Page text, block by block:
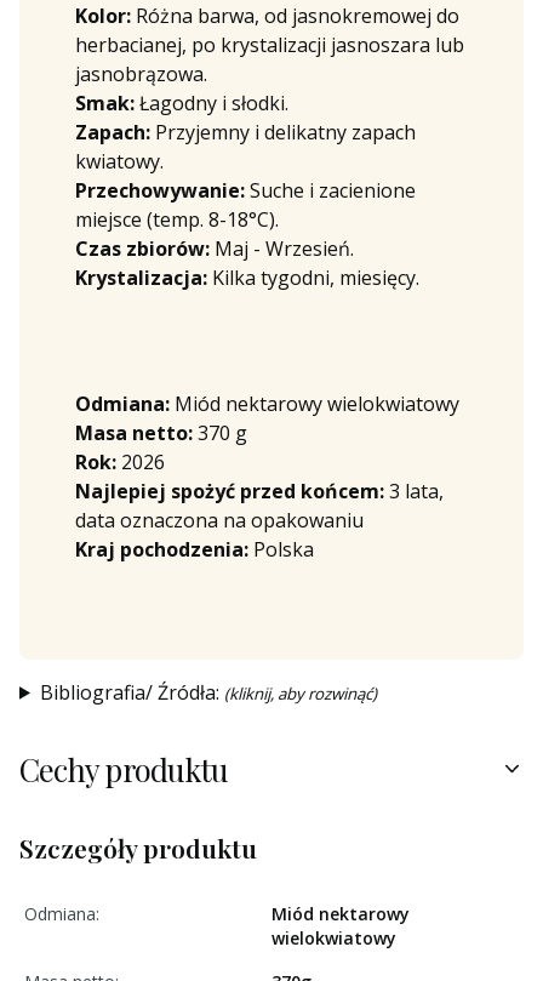
Kolor: Różna barwa, od jasnokremowej do
herbacianej, po krystalizacji jasnoszara lub
jasnobrązowa.
Smak:Łagodny i słodki.
Zapach: Przyjemny i delikatny zapach
kwiatowy.
Przechowywanie:Suche i zacienione
miejsce (temp. 8-18°C).
Czas zbiorów: Maj - Wrzesień.
Krystalizacja: Kilka tygodni, miesięcy.
Odmiana: Miód nektarowy wielokwiatowy
Masa netto:370 g
Rok: 2026
Najlepiej spożyć przed końcem:3 lata,
data oznaczona na opakowaniu
Kraj pochodzenia: Polska
Bibliografia/ Źródła: (kliknij, aby rozwinąć)
Cechy produktu
Szczegóły produktu
Odmiana:
Miód nektarowy
wielokwiatowy